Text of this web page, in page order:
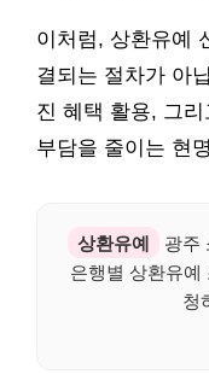
이처럼, 상환유예
결되는 절차가 아
진 혜택 활용, 그
부담을 줄이는 현
상환유예
광주
은행별 상환유예
청